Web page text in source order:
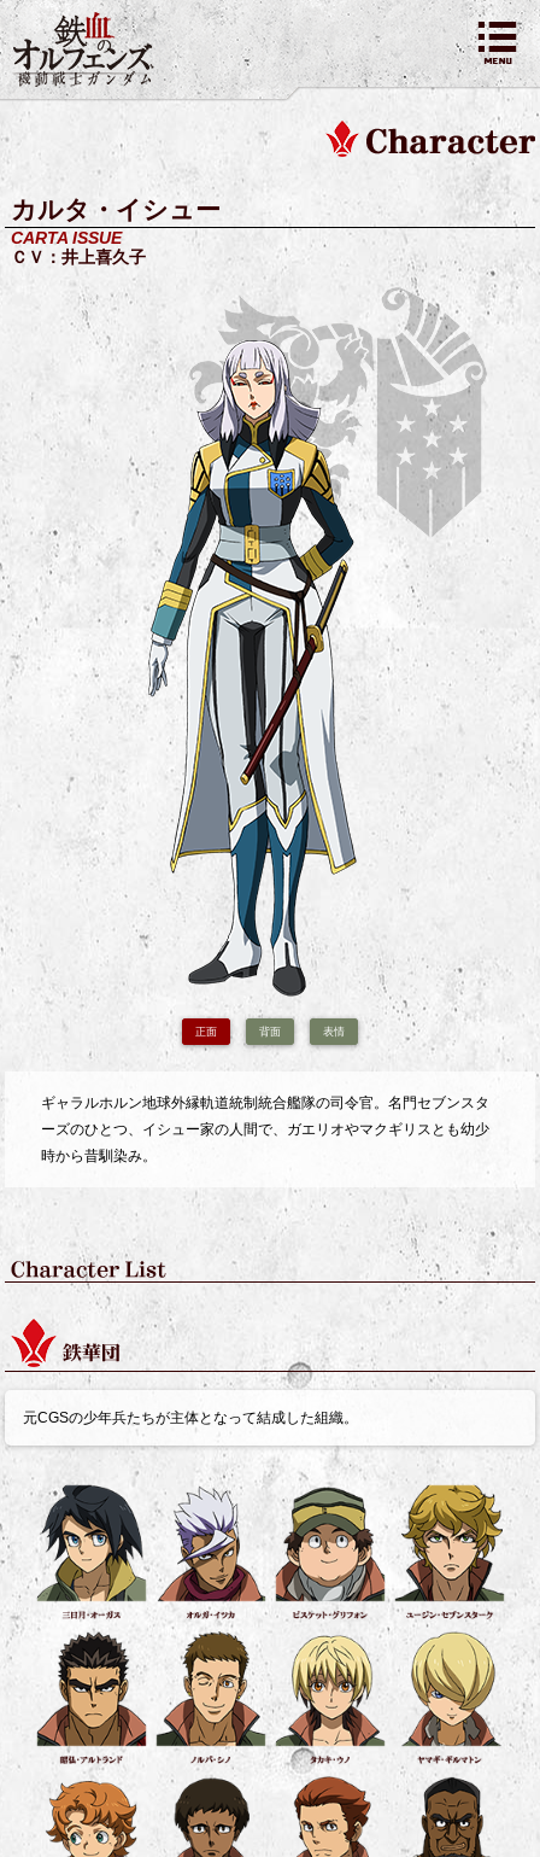
カルタ・イシュー
CARTA ISSUE
ＣＶ：井上喜久子
正面 背面 表情
ギャラルホルン地球外縁軌道統制統合艦隊の司令官。名門セブンスタ
ーズのひとつ、イシュー家の人間で、ガエリオやマクギリスとも幼少
時から昔馴染み。
元CGSの少年兵たちが主体となって結成した組織。